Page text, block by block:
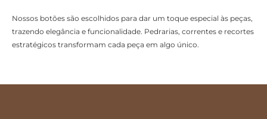
Nossos botões são escolhidos para dar um toque especial às peças,
trazendo elegância e funcionalidade. Pedrarias, correntes e recortes
estratégicos transformam cada peça em algo único.